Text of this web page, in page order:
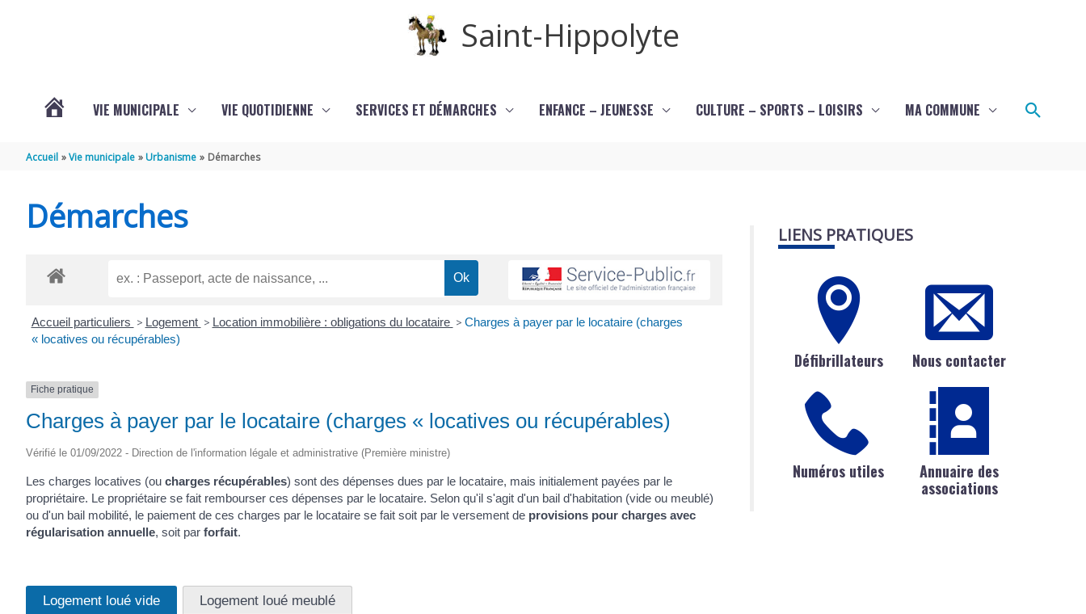
Saint-Hippolyte
SAINT-
HIPPOLYTE
(17430)
VIE MUNICIPALE VIE QUOTIDIENNE SERVICES ET DÉMARCHES ENFANCE – JEUNESSE CULTURE – SPORTS – LOISIRS MA COMMUNE
Accueil Vie municipale Urbanisme Démarches
Démarches
Accueil particuliers > Logement > Location immobilière : obligations du locataire > Charges à payer par le locataire (charges
« locatives ou récupérables)
Fiche pratique
Charges à payer par le locataire (charges « locatives ou récupérables)
Vérifié le 01/09/2022 - Direction de l'information légale et administrative (Première ministre)
Les charges locatives (ou charges récupérables) sont des dépenses dues par le locataire, mais initialement payées par le
propriétaire. Le propriétaire se fait rembourser ces dépenses par le locataire. Selon qu'il s'agit d'un bail d'habitation (vide ou meublé)
ou d'un bail mobilité, le paiement de ces charges par le locataire se fait soit par le versement de provisions pour charges avec
régularisation annuelle, soit par forfait.
Logement loué vide Logement loué meublé
LIENS PRATIQUES
Défibrillateurs Nous contacter
Numéros utiles
Annuaire des
associations